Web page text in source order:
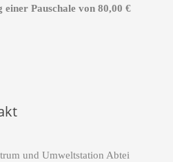
Pauschale von 80,00 €
und Umweltstation Abtei